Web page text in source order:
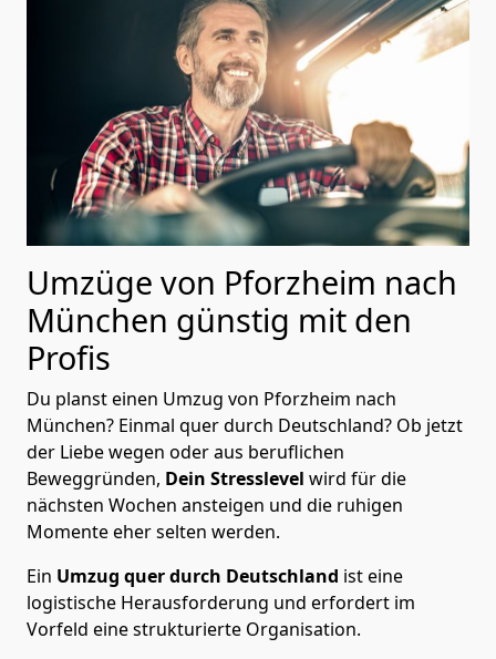
Umzüge von Pforzheim nach
München günstig mit den
Profis
Du planst einen Umzug von Pforzheim nach
München? Einmal quer durch Deutschland? Ob jetzt
der Liebe wegen oder aus beruflichen
Beweggründen, Dein Stresslevel wird für die
nächsten Wochen ansteigen und die ruhigen
Momente eher selten werden.
Ein Umzug quer durch Deutschland ist eine
logistische Herausforderung und erfordert im
Vorfeld eine strukturierte Organisation.